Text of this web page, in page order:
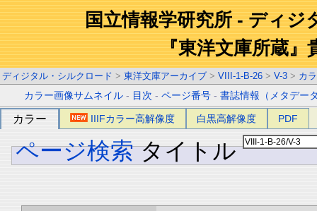
国立情報学研究所 - ディジ
『東洋文庫所蔵』
ディジタル・シルクロード > 東洋文庫アーカイブ > VIII-1-B-26 > V-3 > カ
カラー画像サムネイル - 目次 -ページ番号 -書誌情報（メタデー
カラー IIIFカラー高解像度 白黒高解像度 PDF
ページ検索 タイトル